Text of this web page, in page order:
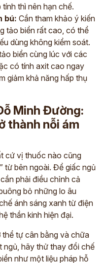
thì nên hạn chế.
bú: Cần tham khảo ý kiến
tảo biển rất cao, có thể
dùng không kiểm soát.
biển cùng lúc với các
có tính axit cao ngay
giảm khả năng hấp thụ
Minh Đường:
thành nỗi ám
cứ vị thuốc nào cũng
từ bên ngoài. Để giấc ngủ
phải điều chỉnh cả
bỏ những lo âu
ánh sáng xanh từ điện
thần kinh hiện đại.
tự cân bằng và chữa
ngủ, hãy thử thay đổi chế
như một liệu pháp hỗ